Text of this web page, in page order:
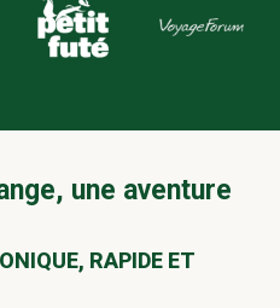
une aventure
RAPIDE ET